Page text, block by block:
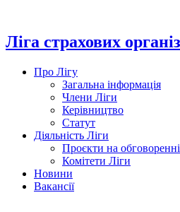
вмісту
Ліга страхових
Про Лігу
Загальна інформація
Члени Ліги
Керівництво
Статут
Діяльність Ліги
Проєкти на обговоренні
Комітети Ліги
Новини
Вакансії